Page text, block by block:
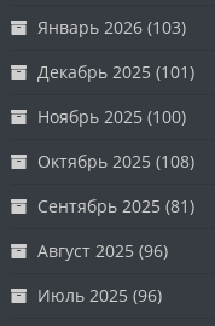
Январь 2026 (103)
Декабрь 2025 (101)
Ноябрь 2025 (100)
Октябрь 2025 (108)
Сентябрь 2025 (81)
Август 2025 (96)
Июль 2025 (96)